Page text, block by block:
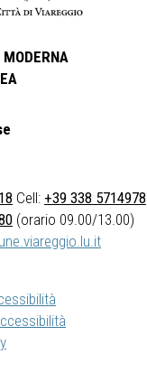
Cell: +39 338 5714978
(orario 09.00/13.00)